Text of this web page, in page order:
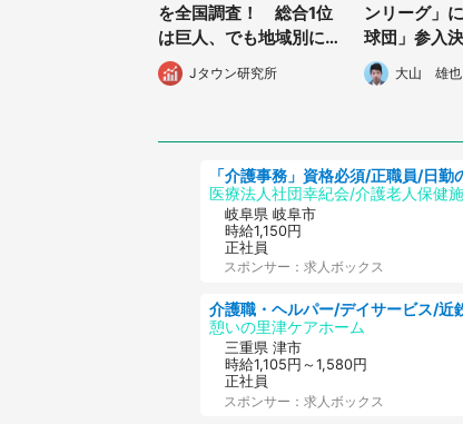
を全国調査！ 総合1位
は巨人、でも地域別に見
ると...
Jタウン研究所
ンリーグ」
球団」参入
平洋側から
局長が語る「
大山 雄也
岐阜県 岐阜市
時給1,150円
正社員
スポンサー：求人ボックス
憩いの里津ケアホーム
三重県 津市
時給1,105円～1,580円
正社員
スポンサー：求人ボックス